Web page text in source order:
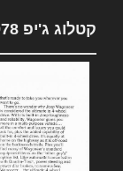
קטלוג ג'יפ 1978